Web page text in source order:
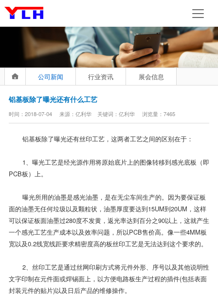
公司新闻 行业资讯 展会信息
铝基板除了曝光还有什么工艺
时间：2018-07-04 来源：亿利华 关键词：亿利华 浏览量：7465
铝基板除了曝光还有丝印工艺，这两者工艺之间的区别在于：
1、曝光工艺是经光源作用将原始底片上的图像转移到感光底板（即
PCB板）上。
曝光所用的油墨是感光油墨，是在无尘车间生产的。因为要保证板
面的油墨无任何垃圾以及颗粒状，油墨厚度要达到15UM到20UM，这样
可以保证板面油墨过280度不发黄，返光率达到百分之90以上，这就产生
一个感光工艺生产成本以及效率问题，所以PCB售价高。像一些4MM板
宽以及0.2线宽线距要求精密度高的板丝印工艺是无法达到这个要求的。
2、丝印工艺是通过丝网印刷方式将元件外形、序号以及其他说明性
文字印制在元件面或焊锡面上，以方便电路板生产过程的插件(包括表面
封装元件的贴片)以及日后产品的维修操作。